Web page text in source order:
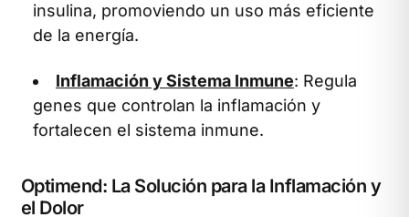
insulina, promoviendo un uso más eficiente
de la energía.
Inflamación y Sistema Inmune: Regula
genes que controlan la inflamación y
fortalecen el sistema inmune.
Optimend: La Solución para la Inflamación y
el Dolor